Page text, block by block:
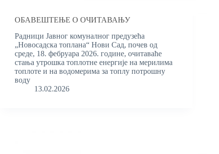
ОБАВЕШТЕЊЕ О ОЧИТАВАЊУ
Радници Јавног комуналног предузећа
„Новосадска топлана“ Нови Сад, почев од
среде, 18. фебруара 2026. године, очитаваће
стања утрошка топлотне енергије на мерилима
топлоте и на водомерима за топлу потрошну
воду
13.02.2026